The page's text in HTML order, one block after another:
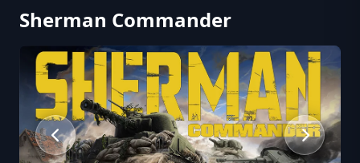
Sherman Commander